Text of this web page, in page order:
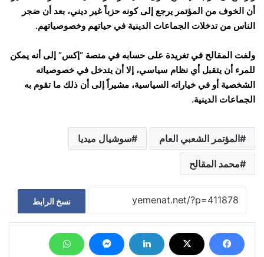
أن الخوف من المؤتمر يرجع إلى كونه حزباً غير ديني، بعد أن ضجر
الناس من تدخلات الجماعات الدينية في حياتهم وخصوصياتهم.
ولفت المقالح في تغريدة على حسابه في منصة “إكس” إلى أنه يمكن
للمرء أن يتقبل أي نظام سياسي، إلا أن يتدخل في خصوصياته
الشخصية أو في خياراته السياسية، مشيراً إلى أن ذلك ما تقوم به
الجماعات الدينية.
المؤتمر الشعبي العام سوشيال ميديا
محمد المقالح
نسخ الرابط